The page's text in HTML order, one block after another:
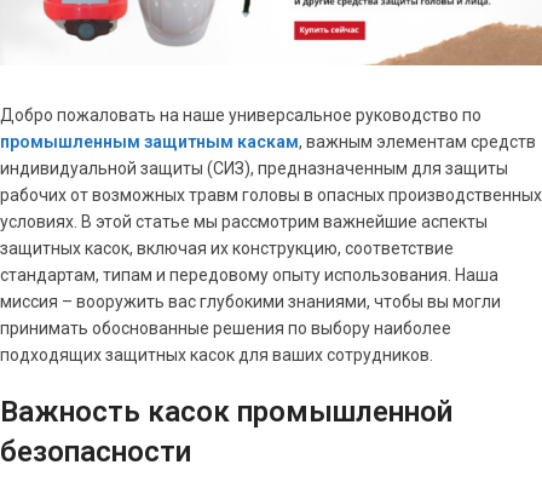
Добро пожаловать на наше универсальное руководство по
промышленным защитным каскам, важным элементам средств
индивидуальной защиты (СИЗ), предназначенным для защиты
рабочих от возможных травм головы в опасных производственных
условиях. В этой статье мы рассмотрим важнейшие аспекты
защитных касок, включая их конструкцию, соответствие
стандартам, типам и передовому опыту использования. Наша
миссия – вооружить вас глубокими знаниями, чтобы вы могли
принимать обоснованные решения по выбору наиболее
подходящих защитных касок для ваших сотрудников.
Важность касок промышленной
безопасности